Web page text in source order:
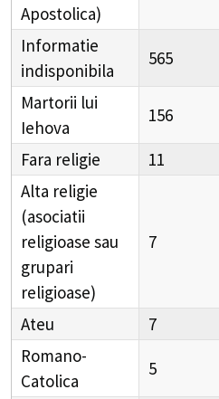
Apostolica)
Informatie
indisponibila
565
Martorii lui
Iehova
156
Fara religie 11
Alta religie
(asociatii
religioase sau
grupari
religioase)
7
Ateu 7
Romano-
Catolica
5